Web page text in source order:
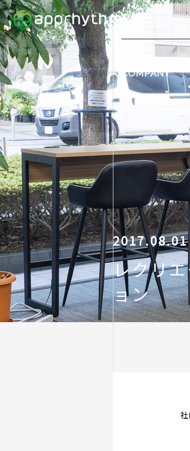
COMPANY
2017.08.01
レクリ
ョン